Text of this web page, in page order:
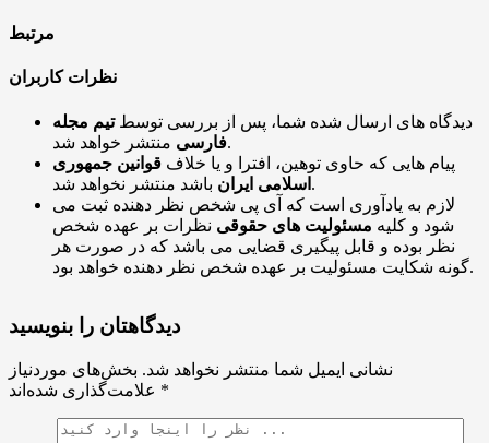
مرتبط
نظرات کاربران
دیدگاه های ارسال شده شما، پس از بررسی توسطتیم مجله
فارسیمنتشر خواهد شد.
پیام هایی که حاوی توهین، افترا و یا خلاف قوانین جمهوری
اسلامی ایران باشد منتشر نخواهد شد.
لازم به یادآوری است که آی پی شخص نظر دهنده ثبت می
شود و کلیه مسئولیت های حقوقی نظرات بر عهده شخص
نظر بوده و قابل پیگیری قضایی می باشد که در صورت هر
گونه شکایت مسئولیت بر عهده شخص نظر دهنده خواهد بود.
دیدگاهتان را بنویسید
نشانی ایمیل شما منتشر نخواهد شد. بخش‌های موردنیاز
*